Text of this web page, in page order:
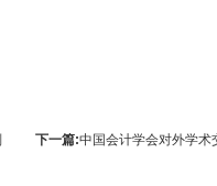
下一篇:中国会计学会对外学术